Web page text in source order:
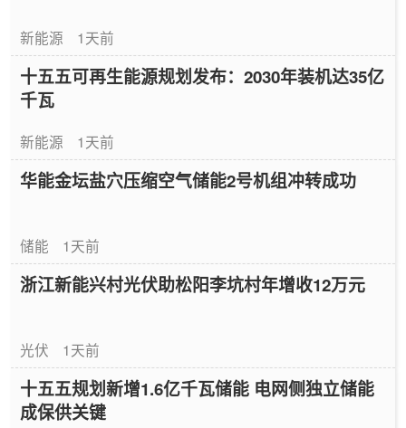
新能源 1天前
十五五可再生能源规划发布：2030年装机达35亿
千瓦
新能源 1天前
华能金坛盐穴压缩空气储能2号机组冲转成功
储能 1天前
浙江新能兴村光伏助松阳李坑村年增收12万元
光伏 1天前
十五五规划新增1.6亿千瓦储能 电网侧独立储能
成保供关键